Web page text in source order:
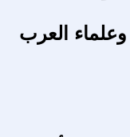
وعلماء العرب